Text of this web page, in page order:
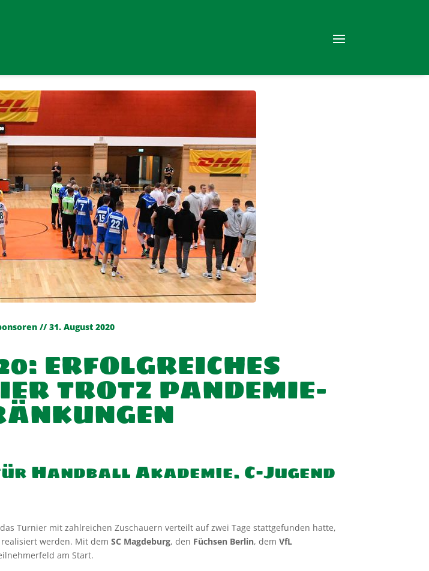
// 31. August 2020
ERFOLGREICHES
TROTZ PANDEMIE-
Handball Akademie. C-Jugend
Turnier mit zahlreichen Zuschauern verteilt auf zwei Tage stattgefunden hatte,
realisiert werden. Mit demSC Magdeburg, den Füchsen Berlin, demVfL
am Start.